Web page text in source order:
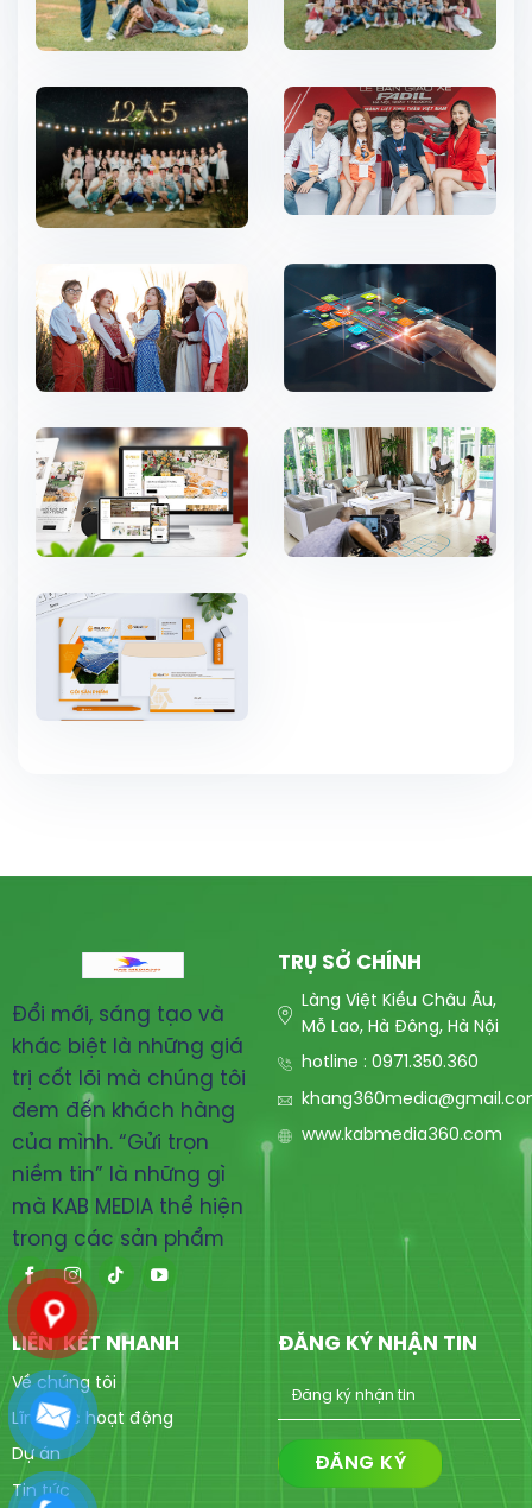
Đổi mới, sáng tạo và
khác biệt là những giá
trị cốt lõi mà chúng tôi
đem đến khách hàng
của mình. “Gửi trọn
niềm tin” là những gì
mà KAB MEDIA thể hiện
trong các sản phẩm
TRỤ SỞ CHÍNH
Làng Việt Kiều Châu Âu,
Mỗ Lao, Hà Đông, Hà Nội
hotline : 0971.350.360
www.kabmedia360.com
LIÊN KẾT NHANH
Về chúng tôi
Lĩnh vực hoạt động
Dự án
Tin tức
ĐĂNG KÝ NHẬN TIN